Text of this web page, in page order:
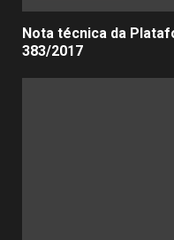
Nota técnica da
383/2017